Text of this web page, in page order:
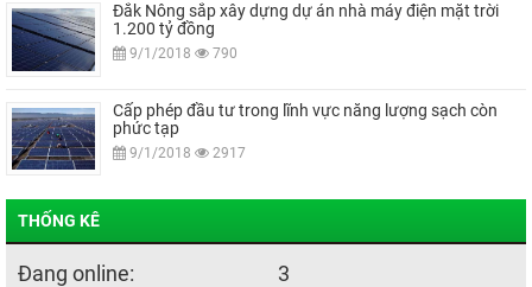
Đắk Nông sắp xây dựng dự án nhà máy điện mặt trời
1.200 tỷ đồng
9/1/2018 790
Cấp phép đầu tư trong lĩnh vực năng lượng sạch còn
phức tạp
9/1/2018 2917
THỐNG KÊ
Đang online: 3